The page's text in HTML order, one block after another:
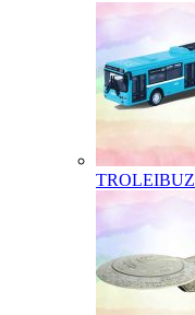
TROLEIBUZ